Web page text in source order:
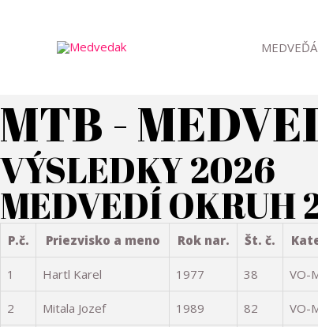
MTB -
VÝSLEDKY 2026
MEDVEDÍ OKRUH
P.č. Priezvisko a meno Rok nar. Št. č.
1 Hartl Karel 1977 38 VO-
2 Mitala Jozef 1989 82 VO-